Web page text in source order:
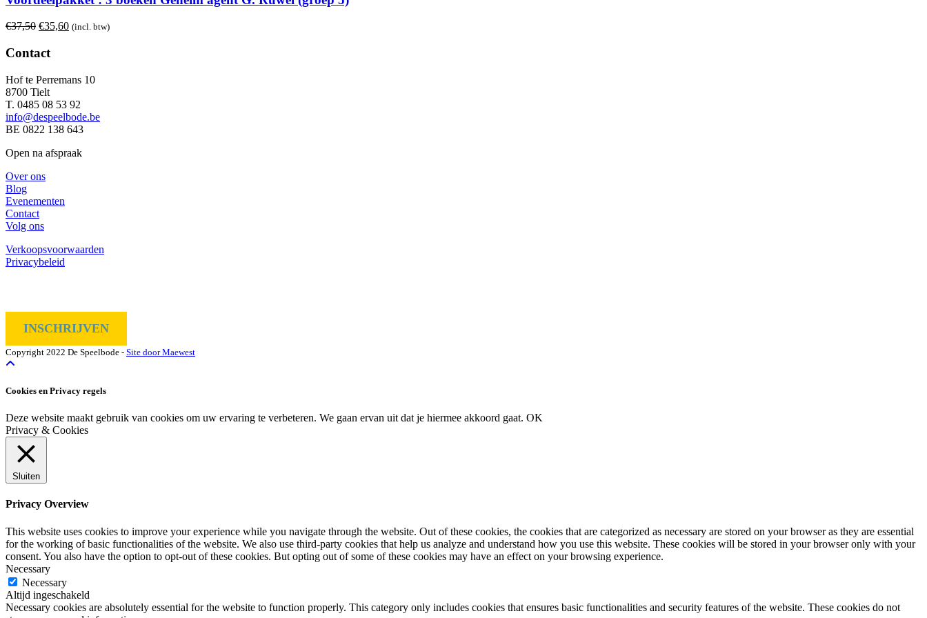
€37,50 Oorspronkelijke
was:
€35,60Huidige
(incl. btw)
Contact
Hof te Perremans 10
8700 Tielt
T. 0485 08 53 92
info@despeelbode.be
BE 0822 138 643
Open na afspraak
Over ons
Blog
Evenementen
Contact
Volg ons
Verkoopsvoorwaarden
Privacybeleid
INSCHRIJVEN
Copyright 2022 De Speelbode - Site door Maewest
Cookies en Privacy regels
Deze website maakt gebruik van cookies om uw ervaring te verbeteren. We gaan ervan uit dat je hiermee akkoord gaat. OK
Privacy & Cookies
Sluiten
Privacy Overview
This website uses cookies to improve your experience while you navigate through the website. Out of these cookies, the cookies that are categorized as necessary are stored on your browser as they are essential
for the working of basic functionalities of the website. We also use third-party cookies that help us analyze and understand how you use this website. These cookies will be stored in your browser only with your
consent. You also have the option to opt-out of these cookies. But opting out of some of these cookies may have an effect on your browsing experience.
Necessary
Necessary
Altijd ingeschakeld
Necessary cookies are absolutely essential for the website to function properly. This category only includes cookies that ensures basic functionalities and security features of the website. These cookies do not